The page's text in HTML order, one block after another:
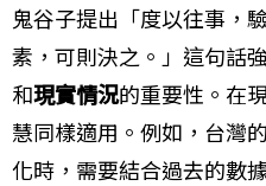
鬼谷子提出「度以往事，
素，可則決之。」這句話
和現實情況的重要性。在
慧同樣適用。例如，台灣
化時，需要結合過去的數